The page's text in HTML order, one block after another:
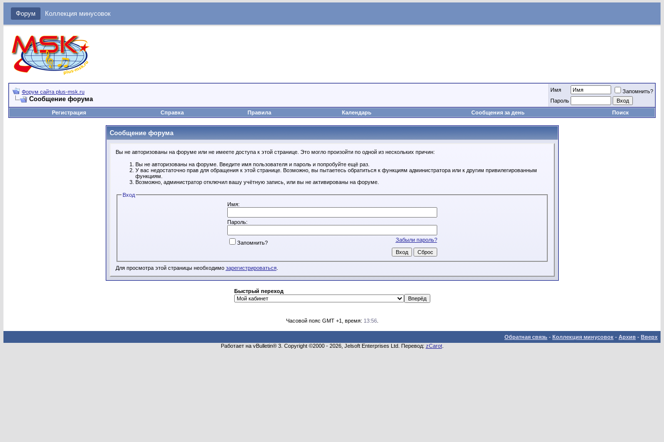
Форум Коллекция минусовок
Форум сайта plus-msk.ru
Сообщение форума
Имя
Запомнить?
Пароль
Регистрация
Справка Правила Календарь Сообщения за день Поиск
Сообщение форума
Вы не авторизованы на форуме или не имеете доступа к этой странице. Это могло произойти по одной из нескольких причин:
Вы не авторизованы на форуме. Введите имя пользователя и пароль и попробуйте ещё раз.
У вас недостаточно прав для обращения к этой странице. Возможно, вы пытаетесь обратиться к функциям администратора или к другим привилегированным
функциям.
Возможно, администратор отключил вашу учётную запись, или вы не активированы на форуме.
Вход
Имя:
Пароль:
Забыли пароль?
Запомнить?
Для просмотра этой страницы необходимо зарегистрироваться.
Быстрый переход
Часовой пояс GMT +1, время: 13:56.
Обратная связь - Коллекция минусовок - Архив - Вверх
Работает на vBulletin® 3. Copyright ©2000 - 2026, Jelsoft Enterprises Ltd. Перевод: zCarot.